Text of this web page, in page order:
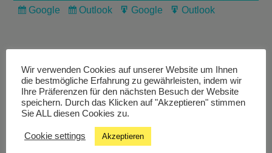
Subscribe
Google
Subscribe
Outlook
Export
Google
Export
Outlook
Livestream
Studiochat
Wir verwenden Cookies auf unserer Website um Ihnen
die bestmögliche Erfahrung zu gewährleisten, indem wir
Ihre Präferenzen für den nächsten Besuch der Website
speichern. Durch das Klicken auf "Akzeptieren" stimmen
Sie ALL diesen Cookies zu.
Cookie settings Akzeptieren